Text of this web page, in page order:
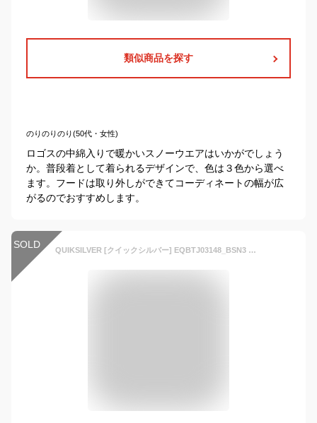
類似商品を探す
のりのりのり(50代・女性)
ロゴスの中綿入りで暖かいスノーウエアはいかがでしょう
か。普段着として着られるデザインで、色は３色から選べ
ます。フードは取り外しができてコーディネートの幅が広
がるのでおすすめします。
SOLD QUIKSILVER [クイックシルバー] EQBTJ03148_BSN3 子供用 ウェア スノージャケット MISSION PRINTED YOUTH JK 21-22SNOW スキー スノボ スノーボード ユース キッズ ジュニア アウターウェア ※商品はジャケットのみです。上下セットではありません。